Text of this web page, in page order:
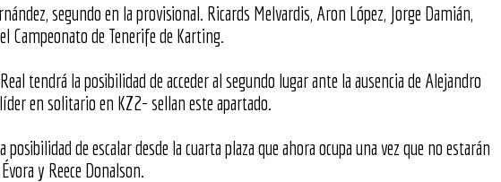
segundo en la provisional. Ricards Melvardis, Aron López, Jorge Damián,
Campeonato de Tenerife de Karting.
tendrá la posibilidad de acceder al segundo lugar ante la ausencia de Alejandro
en solitario en KZ2- sellan este apartado.
de escalar desde la cuarta plaza que ahora ocupa una vez que no estarán
y Reece Donalson.